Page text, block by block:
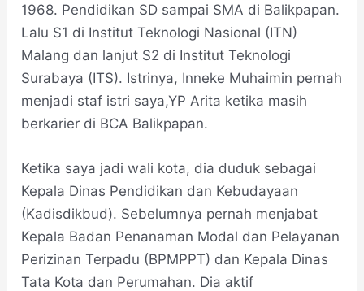
1968. Pendidikan SD sampai SMA di Balikpapan.
Lalu S1 di Institut Teknologi Nasional (ITN)
Malang dan lanjut S2 di Institut Teknologi
Surabaya (ITS). Istrinya, Inneke Muhaimin pernah
menjadi staf istri saya,YP Arita ketika masih
berkarier di BCA Balikpapan.
Ketika saya jadi wali kota, dia duduk sebagai
Kepala Dinas Pendidikan dan Kebudayaan
(Kadisdikbud). Sebelumnya pernah menjabat
Kepala Badan Penanaman Modal dan Pelayanan
Perizinan Terpadu (BPMPPT) dan Kepala Dinas
Tata Kota dan Perumahan. Dia aktif